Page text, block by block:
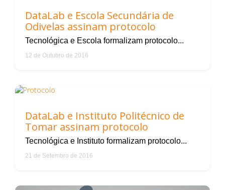
DataLab e Escola Secundária de
Odivelas assinam protocolo
Tecnológica e Escola formalizam protocolo...
12 de Outubro de 2016
DataLab e Instituto Politécnico de
Tomar assinam protocolo
Tecnológica e Instituto formalizam protocolo...
21 de Setembro de 2016